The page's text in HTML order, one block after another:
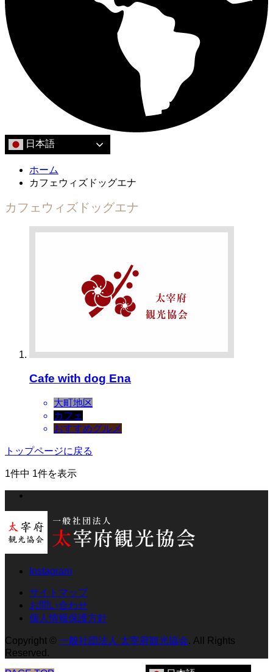
日本語
ホーム
カフェウィズドッグエナ
カフェウィズドッグエナ
Cafe with dog Ena
大町地区
カフェ
おすすめグルメ
トップページに戻る
1件中 1件を表示
Instagram
サイトマップ
お問い合わせ
個人情報保護方針
Copyright © 一般社団法人 太宰府観光協会. All Rights
Reserved.